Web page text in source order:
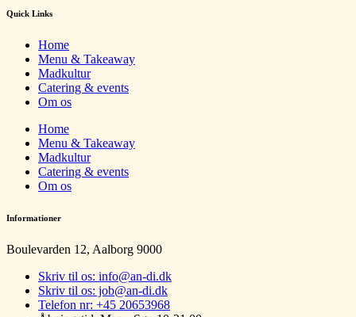
Quick Links
Home
Menu & Takeaway
Madkultur
Catering & events
Om os
Home
Menu & Takeaway
Madkultur
Catering & events
Om os
Informationer
Boulevarden 12, Aalborg 9000
Skriv til os: info@an-di.dk
Skriv til os: job@an-di.dk
Telefon nr: +45 20653968